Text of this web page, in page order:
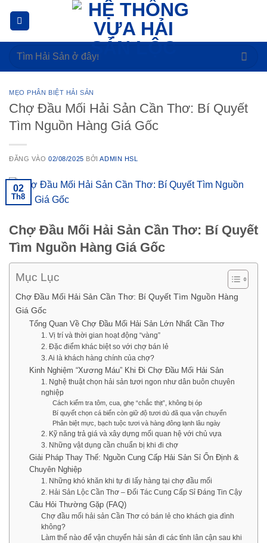
dung
Tìm
MẸO PHÂN BIỆT HẢI SẢN
Chợ Đầu Mối Hải Sản Cần Thơ: Bí Quyết
Tìm Nguồn Hàng Giá Gốc
ĐĂNG VÀO02/08/2025 BỞIADMIN HSL
02
Th8
Chợ Đầu Mối Hải Sản Cần Thơ: Bí Quyết
Tìm Nguồn Hàng Giá Gốc
Mục Lục
Chợ Đầu Mối Hải Sản Cần Thơ: Bí Quyết Tìm Nguồn Hàng
Giá Gốc
Tổng Quan Về Chợ Đầu Mối Hải Sản Lớn Nhất Cần Thơ
1. Vị trí và thời gian hoạt động “vàng”
2. Đặc điểm khác biệt so với chợ bán lẻ
3. Ai là khách hàng chính của chợ?
Kinh Nghiệm “Xương Máu” Khi Đi Chợ Đầu Mối Hải Sản
1. Nghệ thuật chọn hải sản tươi ngon như dân buôn chuyên
nghiệp
Cách kiểm tra tôm, cua, ghẹ “chắc thịt”, không bị óp
Bí quyết chọn cá biển còn giữ độ tươi dù đã qua vận chuyển
Phân biệt mực, bạch tuộc tươi và hàng đông lạnh lâu ngày
2. Kỹ năng trả giá và xây dựng mối quan hệ với chủ vựa
3. Những vật dụng cần chuẩn bị khi đi chợ
Giải Pháp Thay Thế: Nguồn Cung Cấp Hải Sản Sỉ Ổn Định &
Chuyên Nghiệp
1. Những khó khăn khi tự đi lấy hàng tại chợ đầu mối
2. Hải Sản Lộc Cần Thơ – Đối Tác Cung Cấp Sỉ Đáng Tin Cậy
Câu Hỏi Thường Gặp (FAQ)
Chợ đầu mối hải sản Cần Thơ có bán lẻ cho khách gia đình
không?
Làm thế nào để vận chuyển hải sản đi các tỉnh lân cận sau khi